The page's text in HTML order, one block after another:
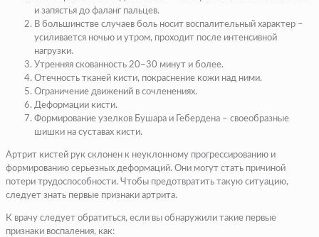
и запястья до фаланг пальцев.
В большинстве случаев боль носит воспалительный характер –
усиливается ночью и утром, проходит после интенсивной
нагрузки.
Утренняя скованность 20–30 минут и более.
Отечность тканей кисти, покраснение кожи над ними.
Ограничение движений в сочленениях.
Деформации кисти.
Формирование узелков Бушара и Гебердена – своеобразные
шишки на суставах кисти.
Артрит кистей рук склонен к неуклонному прогрессированию и
формированию серьезных деформаций. Они могут стать причиной
потери трудоспособности. Чтобы предотвратить такую ситуацию,
следует знать первые признаки артрита.
К врачу следует обратиться, если вы обнаружили такие первые
признаки воспаления, как: